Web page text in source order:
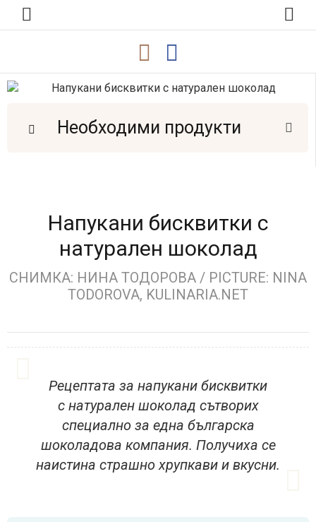
Необходими продукти
Напукани бисквитки с
натурален шоколад
СНИМКА: НИНА ТОДОРОВА / PICTURE: NINA
TODOROVA, KULINARIA.NET
Рецептата за напукани бисквитки
с натурален шоколад сътворих
специално за една българска
шоколадова компания. Получиха се
наистина страшно хрупкави и вкусни.